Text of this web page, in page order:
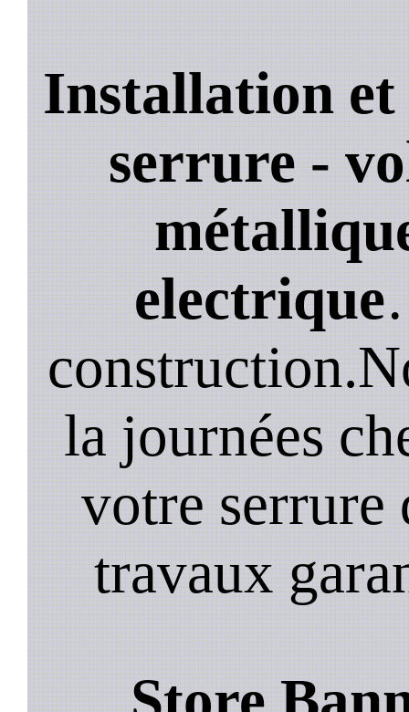
Installation
serrure -
electrique
la journées
votre serrure
travaux